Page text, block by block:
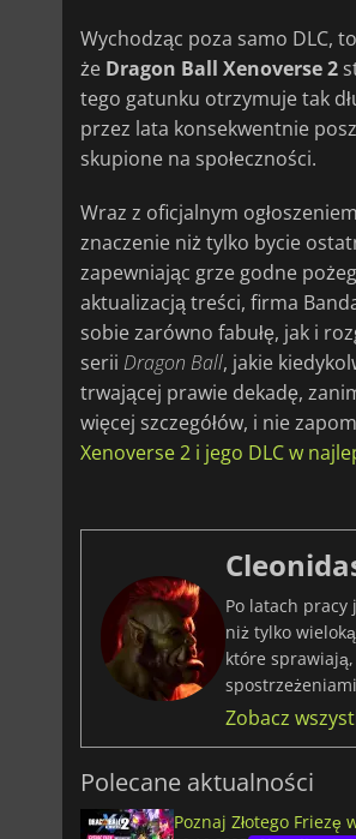
Wychodząc poza samo DLC,
że Dragon Ball Xenoverse 2
tego gatunku otrzymuje tak
przez lata konsekwentnie
skupione na społeczności.
Wraz z oficjalnym ogłoszeniem
znaczenie niż tylko bycie
zapewniając grze godne
aktualizacją treści, firma
sobie zarówno fabułę, jak i
serii Dragon Ball, jakie
trwającej prawie dekadę,
więcej szczegółów, i nie
Xenoverse 2 i jego DLC w
Po latach pracy
niż tylko
które
Zobacz
Polecane aktualności
Poznaj Złotego Friezę